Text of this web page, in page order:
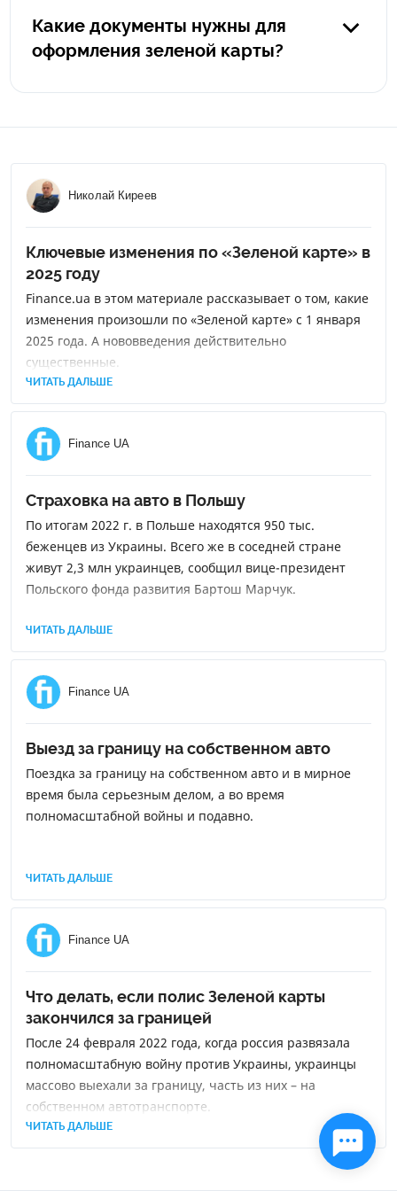
порядка 400 евро, а в Германии - от 900 евро. Также
немаловажным плюсом является то, что зеленая карта
необходимости, вы можете поехать в другую страну без
Какие документы нужны для
оформления зеленой карты?
Николай Киреев
Ключевые изменения по «Зеленой карте» в
2025 году
Finance.ua в этом материале рассказывает о том, какие
изменения произошли по «Зеленой карте» с 1 января
2025 года. А нововведения действительно
существенные.
ЧИТАТЬ ДАЛЬШЕ
Finance UA
Страховка на авто в Польшу
По итогам 2022 г. в Польше находятся 950 тыс.
беженцев из Украины. Всего же в соседней стране
живут 2,3 млн украинцев, сообщил вице-президент
Польского фонда развития Бартош Марчук.
ЧИТАТЬ ДАЛЬШЕ
Finance UA
Выезд за границу на собственном авто
Поездка за границу на собственном авто и в мирное
время была серьезным делом, а во время
полномасштабной войны и подавно.
ЧИТАТЬ ДАЛЬШЕ
Finance UA
Что делать, если полис Зеленой карты
закончился за границей
После 24 февраля 2022 года, когда россия развязала
полномасштабную войну против Украины, украинцы
массово выехали за границу, часть из них – на
собственном автотранспорте.
ЧИТАТЬ ДАЛЬШЕ